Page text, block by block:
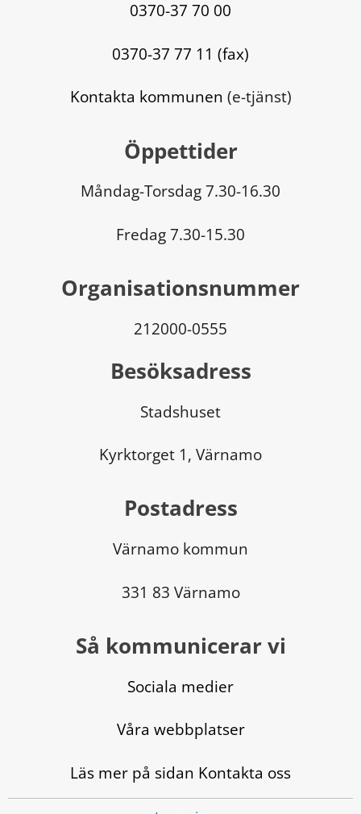
0370-37 70 00
0370-37 77 11 (fax)
Kontakta kommunen (e-tjänst)
Öppettider
Måndag-Torsdag 7.30-16.30
Fredag 7.30-15.30
Organisationsnummer
212000-0555
Besöksadress
Stadshuset
Kyrktorget 1, Värnamo
Postadress
Värnamo kommun
331 83 Värnamo
Så kommunicerar vi
Sociala medier
Våra webbplatser
Läs mer på sidan Kontakta oss